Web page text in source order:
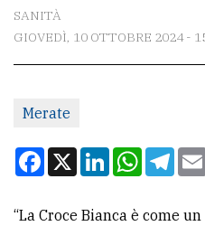
redazione
Scrivici
la
SANITÀ
GIOVEDÌ, 10 OTTOBRE 2024 -
Merate
Facebook
X LinkedIn
“La Croce Bianca è come